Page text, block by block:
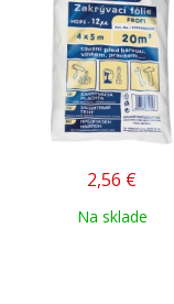
2,56 €
Na sklade